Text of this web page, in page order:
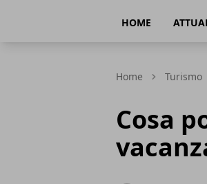
HOME
Home Turismo
Cosa